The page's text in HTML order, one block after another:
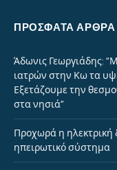
ΠΡΌΣΦΑΤΑ ΆΡΘΡΑ
Άδωνις Γεωργιάδης:
ιατρών στην Κω τα
Εξετάζουμε την
στα νησιά”
Προχωρά η ηλεκτρική
ηπειρωτικό σύστημα